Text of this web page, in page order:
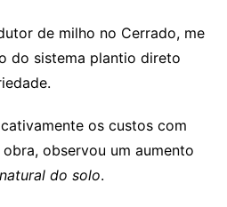
de milho no Cerrado, me
do sistema plantio direto
os custos com
observou um aumento
do solo.